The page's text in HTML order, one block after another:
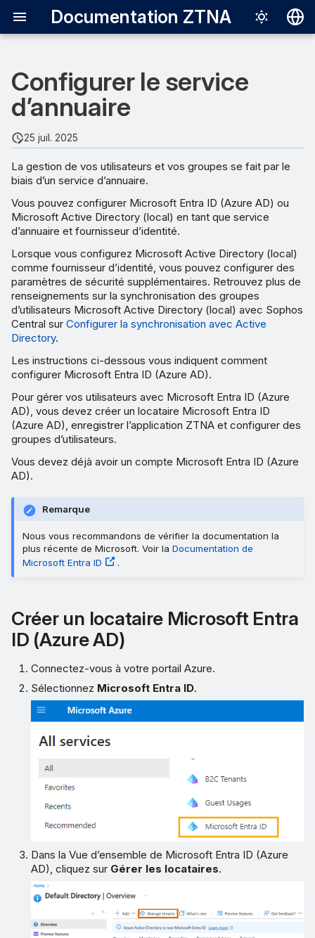
Documentation ZTNA
English
Italiano
한국어
中文（繁體）
Créer un locataire Microsoft
Entra ID (Azure AD)
Enregistrer l’appli ZTNA
Créer un groupe d’utilisateurs
Microsoft Entra ID (Azure
AD)
Configurer le service
d’annuaire
25 juil. 2025
La gestion de vos utilisateurs et vos groupes se fait par le
biais d’un service d’annuaire.
Vous pouvez configurer Microsoft Entra ID (Azure AD) ou
Microsoft Active Directory (local) en tant que service
d’annuaire et fournisseur d’identité.
Lorsque vous configurez Microsoft Active Directory (local)
comme fournisseur d’identité, vous pouvez configurer des
paramètres de sécurité supplémentaires. Retrouvez plus de
renseignements sur la synchronisation des groupes
d’utilisateurs Microsoft Active Directory (local) avec Sophos
Central sur Configurer la synchronisation avec Active
Directory.
Les instructions ci-dessous vous indiquent comment
configurer Microsoft Entra ID (Azure AD).
Pour gérer vos utilisateurs avec Microsoft Entra ID (Azure
AD), vous devez créer un locataire Microsoft Entra ID
(Azure AD), enregistrer l’application ZTNA et configurer des
groupes d’utilisateurs.
Vous devez déjà avoir un compte Microsoft Entra ID (Azure
AD).
Remarque
Nous vous recommandons de vérifier la documentation la
plus récente de Microsoft. Voir la Documentation de
Microsoft Entra ID
.
Créer un locataire Microsoft Entra
ID (Azure AD)
Connectez-vous à votre portail Azure.
Sélectionnez Microsoft Entra ID.
Dans la Vue d’ensemble de Microsoft Entra ID (Azure
AD), cliquez sur Gérer les locataires.